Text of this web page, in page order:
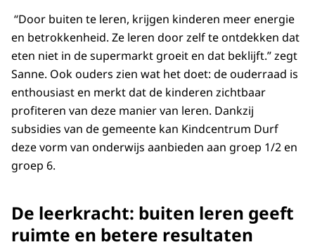
“Door buiten te leren, krijgen kinderen meer energie
en betrokkenheid. Ze leren door zelf te ontdekken dat
eten niet in de supermarkt groeit en dat beklijft.” zegt
Sanne. Ook ouders zien wat het doet: de ouderraad is
enthousiast en merkt dat de kinderen zichtbaar
profiteren van deze manier van leren. Dankzij
subsidies van de gemeente kan Kindcentrum Durf
deze vorm van onderwijs aanbieden aan groep 1/2 en
groep 6.
De leerkracht: buiten leren geeft
ruimte en betere resultaten